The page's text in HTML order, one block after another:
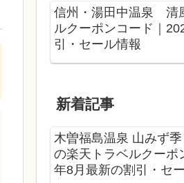
信州・湯田中温泉 清
ルクーポンコード｜
引・セール情報
新着記事
木曽福島温泉 山みず
の楽天トラベルクーポ
年8月最新の割引・セ